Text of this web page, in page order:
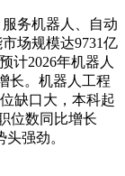
务机器人、自动
场规模达9731亿
计2026年机器人
长。机器人工程
缺口大，本科起
位数同比增长
强劲。